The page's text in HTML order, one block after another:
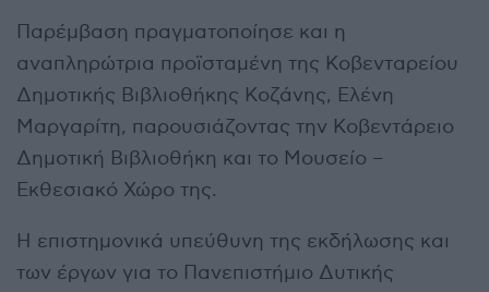
Παρέμβαση πραγματοποίησε και η
αναπληρώτρια προϊσταμένη της Κοβενταρείου
Δημοτικής Βιβλιοθήκης Κοζάνης, Ελένη
Μαργαρίτη, παρουσιάζοντας την Κοβεντάρειο
Δημοτική Βιβλιοθήκη και το Μουσείο –
Εκθεσιακό Χώρο της.
Η επιστημονικά υπεύθυνη της εκδήλωσης και
των έργων για το Πανεπιστήμιο Δυτικής